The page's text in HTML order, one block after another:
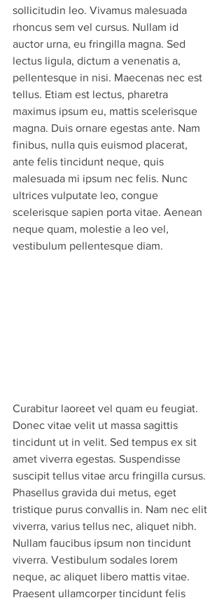
sollicitudin leo. Vivamus malesuada
rhoncus sem vel cursus. Nullam id
auctor urna, eu fringilla magna. Sed
lectus ligula, dictum a venenatis a,
pellentesque in nisi. Maecenas nec est
tellus. Etiam est lectus, pharetra
maximus ipsum eu, mattis scelerisque
magna. Duis ornare egestas ante. Nam
finibus, nulla quis euismod placerat,
ante felis tincidunt neque, quis
malesuada mi ipsum nec felis. Nunc
ultrices vulputate leo, congue
scelerisque sapien porta vitae. Aenean
neque quam, molestie a leo vel,
vestibulum pellentesque diam.
Curabitur laoreet vel quam eu feugiat.
Donec vitae velit ut massa sagittis
tincidunt ut in velit. Sed tempus ex sit
amet viverra egestas. Suspendisse
suscipit tellus vitae arcu fringilla cursus.
Phasellus gravida dui metus, eget
tristique purus convallis in. Nam nec elit
viverra, varius tellus nec, aliquet nibh.
Nullam faucibus ipsum non tincidunt
viverra. Vestibulum sodales lorem
neque, ac aliquet libero mattis vitae.
Praesent ullamcorper tincidunt felis